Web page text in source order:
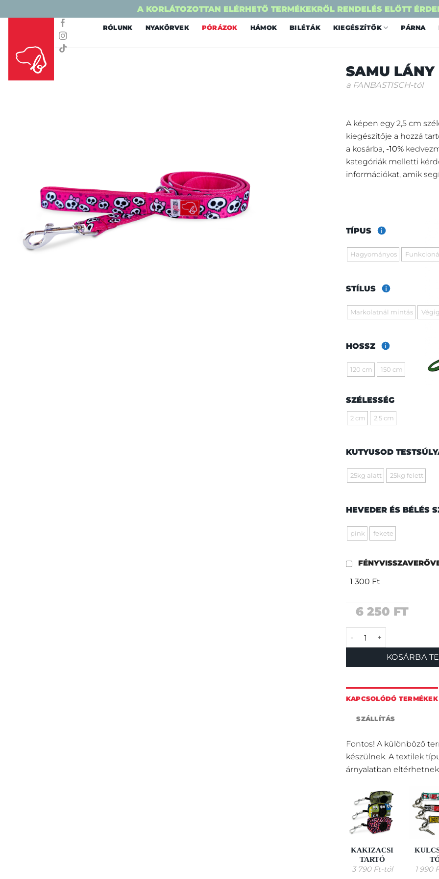
A KORLÁTOZOTTAN ELÉRHETŐ TERMÉKEKRŐL RENDELÉS ELŐTT
content
RÓLUNK NYAKÖRVEK PÓRÁZOK HÁMOK BILÉTÁK KIEGÉSZÍTŐK PÁRNA
SAMU LÁNY
a FANBASTISCH-tól
A képen egy 2,5 cm
kiegészítője a hozzá
a kosárba, -10%
kategóriák melletti
információkat, amik
TÍPUS
Hagyományos
STÍLUS
Markolatnál mintás
HOSSZ
120 cm 150 cm
SZÉLESSÉG
2 cm 2,5 cm
KUTYUSOD
25kg alatt 25kg felett
HEVEDER ÉS BÉLÉS
pink fekete
1 300 Ft
6 250 FT
KOSÁRBA
KAPCSOLÓDÓ TERMÉKEK
SZÁLLÍTÁS
Fontos! A különböző
készülnek. A textilek
árnyalatban
KAKIZACSI
TARTÓ
3 790 Ft-tól 1 990